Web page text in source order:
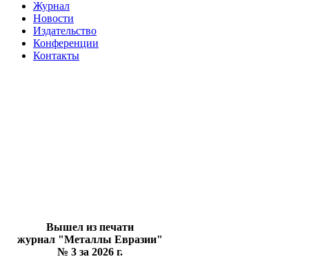
Журнал
Новости
Издательство
Конференции
Контакты
Вышел из печати
журнал "Металлы Евразии"
№ 3 за 2026 г.